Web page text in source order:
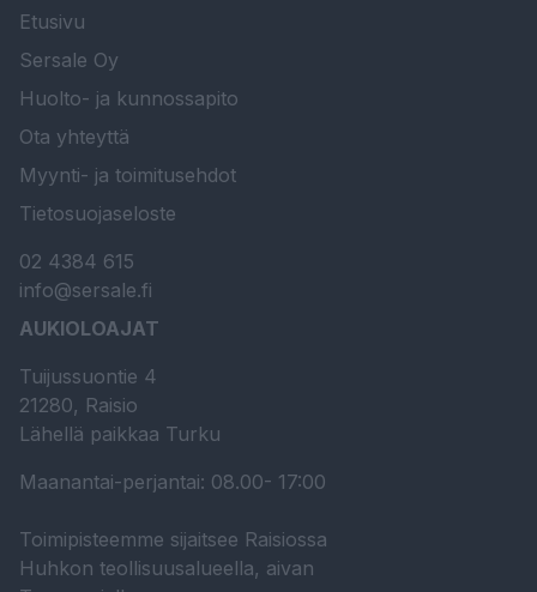
Etusivu
Sersale Oy
Huolto- ja kunnossapito
Ota yhteyttä
Myynti- ja toimitusehdot
Tietosuojaseloste
02 4384 615
info@sersale.fi
AUKIOLOAJAT
Tuijussuontie 4
21280, Raisio
Lähellä paikkaa Turku
Maanantai-perjantai: 08.00- 17:00
Toimipisteemme sijaitsee Raisiossa
Huhkon teollisuusalueella, aivan